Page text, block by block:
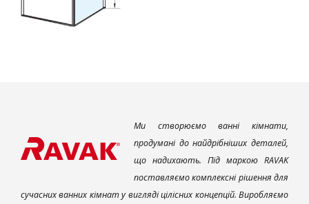
Ми створюємо ванні кімнати,
продумані до найдрібніших деталей,
що надихають. Під маркою RAVAK
поставляємо комплексні рішення для
сучасних ванних кімнат у вигляді цілісних концепцій. Виробляємо